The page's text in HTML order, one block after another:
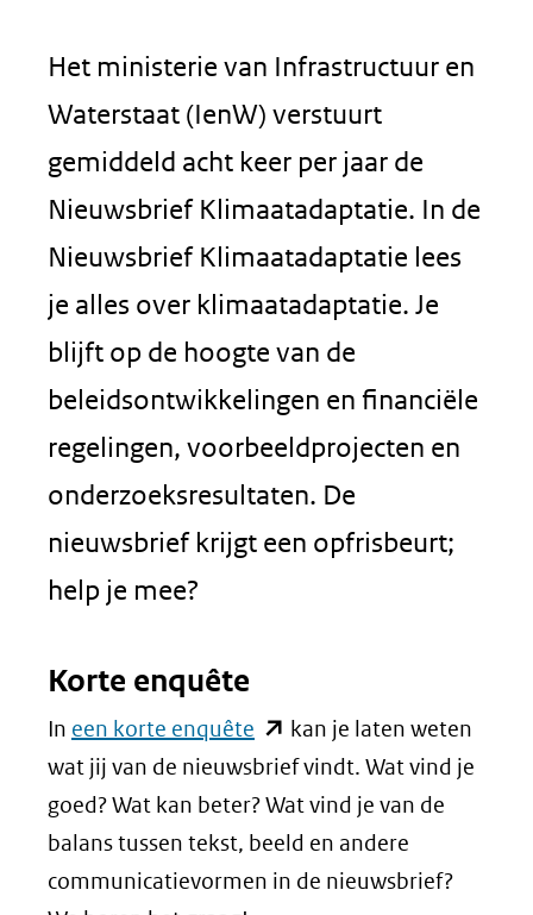
Het ministerie van Infrastructuur en
Waterstaat (IenW) verstuurt
gemiddeld acht keer per jaar de
Nieuwsbrief Klimaatadaptatie. In de
Nieuwsbrief Klimaatadaptatie lees
je alles over klimaatadaptatie. Je
blijft op de hoogte van de
beleidsontwikkelingen en financiële
regelingen, voorbeeldprojecten en
onderzoeksresultaten. De
nieuwsbrief krijgt een opfrisbeurt;
help je mee?
Korte enquête
In een korte enquête (opent
in
nieuw
venster)
(verwijst
kan je laten weten
wat jij van de nieuwsbrief vindt. Wat vind je
goed? Wat kan beter? Wat vind je van de
balans tussen tekst, beeld en andere
communicatievormen in de nieuwsbrief?